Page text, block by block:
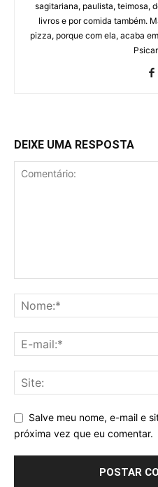
sagitariana, paulista, teimosa,
livros e por comida também.
pizza, porque com ela, acaba
DEIXE UMA RESPOSTA
Salve meu nome, e-mail e
próxima vez que eu comentar.